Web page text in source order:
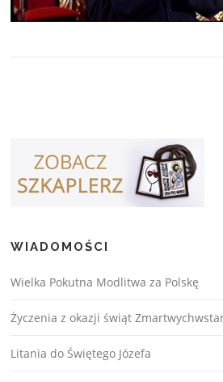
WIADOMOŚCI
Wielka Pokutna Modlitwa za Polskę
Życzenia z okazji świąt
Litania do Świętego Józefa